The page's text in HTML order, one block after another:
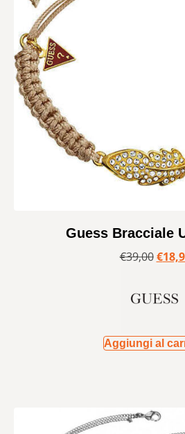
Guess Bracciale
€39,00 €
Aggiungi al